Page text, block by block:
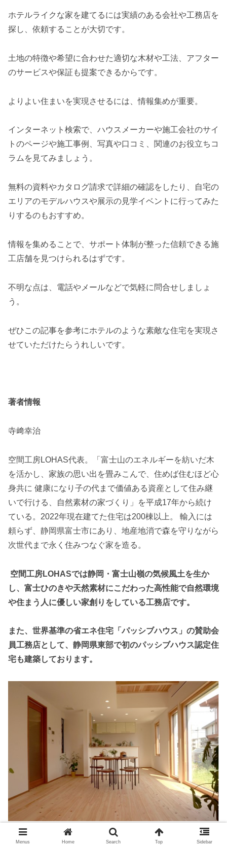
ホテルライクな家を建てるには実績のある会社や工務店を
探し、依頼することが大切です。
土地の特徴や希望に合わせた適切な木材や工法、アフター
のサービスや保証も提案できるからです。
よりよい住まいを実現させるには、情報集めが重要。
インターネット検索で、ハウスメーカーや施工会社のサイ
トのページや施工事例、写真や口コミ、関連のお役立ちコ
ラムを見てみましょう。
無料の資料やカタログ請求で詳細の確認をしたり、自宅の
エリアのモデルハウスや展示の見学イベントに行ってみた
りするのもおすすめ。
情報を集めることで、サポート体制が整った信頼できる施
工店舗を見つけられるはずです。
不明な点は、電話やメールなどで気軽に問合せしましょ
う。
ぜひこの記事を参考にホテルのような素敵な住宅を実現さ
せていただけたらうれしいです。
著者情報
寺﨑幸治
空間工房LOHAS代表。「富士山のエネルギーを紡いだ木
を活かし、家族の思い出を畳みこんで、住めば住むほど心
身共に 健康になり子の代まで価値ある資産として住み継
いで行ける、自然素材の家づくり」を平成17年から続け
ている。2022年現在建てた住宅は200棟以上。 輸入には
頼らず、静岡県富士市にあり、地産地消で森を守りながら
次世代まで永く住みつなぐ家を造る。
空間工房LOHASでは静岡・富士山嶺の気候風土を生か
し、富士ひのきや天然素材にこだわった高性能で自然環境
や住まう人に優しい家創りをしている工務店です。
また、世界基準の省エネ住宅「パッシブハウス」の賛助会
員工務店として、静岡県東部で初のパッシブハウス認定住
宅も建築しております。
Menus Home Search Top Sidebar